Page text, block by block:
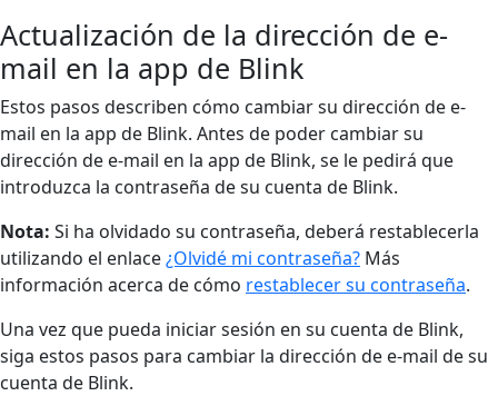
Actualización de la dirección de e-
mail en la app de Blink
Estos pasos describen cómo cambiar su dirección de e-
mail en la app de Blink. Antes de poder cambiar su
dirección de e-mail en la app de Blink, se le pedirá que
introduzca la contraseña de su cuenta de Blink.
Nota: Si ha olvidado su contraseña, deberá restablecerla
utilizando el enlace¿Olvidé mi contraseña? Más
información acerca de cómo restablecer su contraseña.
Una vez que pueda iniciar sesión en su cuenta de Blink,
siga estos pasos para cambiar la dirección de e-mail de su
cuenta de Blink.